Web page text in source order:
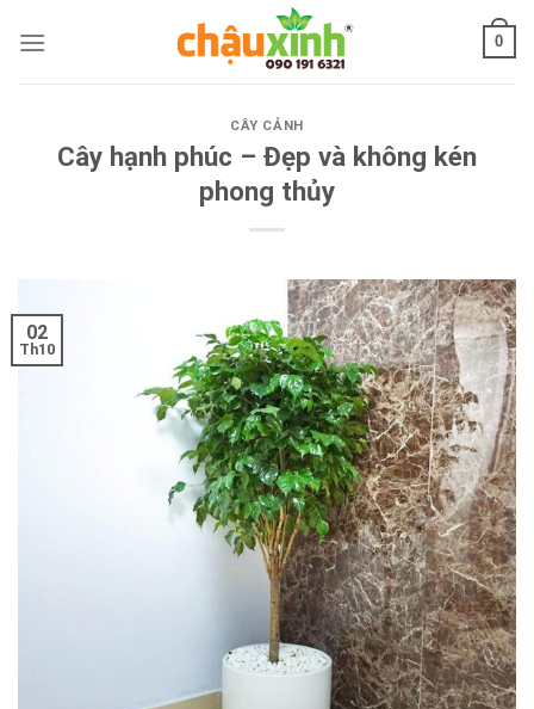
0
CÂY CẢNH
Cây hạnh phúc – Đẹp và không kén
phong thủy
02
Th10